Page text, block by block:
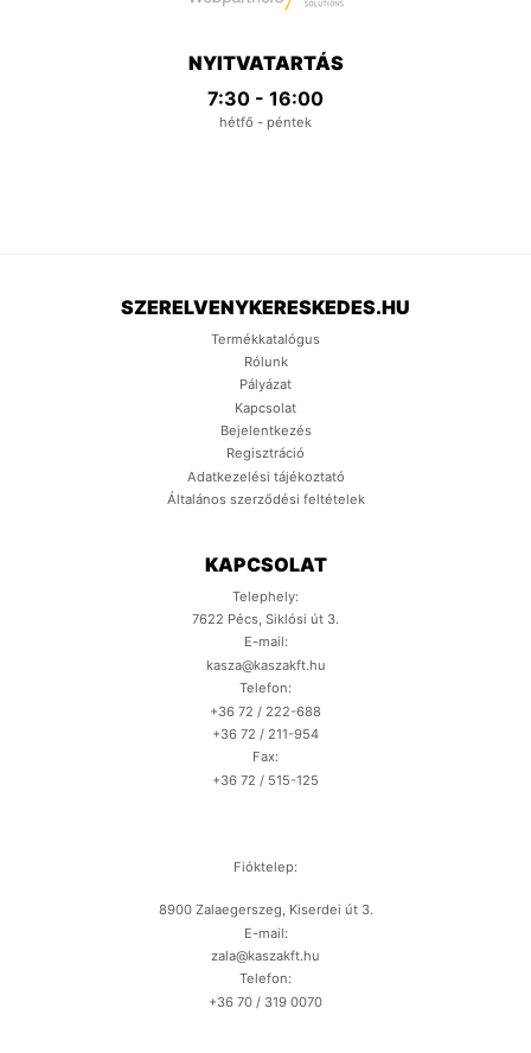
NYITVATARTÁS
7:30 - 16:00
hétfő - péntek
SZERELVENYKERESKEDES.HU
Termékkatalógus
Rólunk
Pályázat
Kapcsolat
Bejelentkezés
Regisztráció
Adatkezelési tájékoztató
Általános szerződési feltételek
KAPCSOLAT
Telephely:
7622 Pécs, Siklósi út 3.
E-mail:
kasza@kaszakft.hu
Telefon:
+36 72 / 222-688
+36 72 / 211-954
Fax:
+36 72 / 515-125
Fióktelep:
8900 Zalaegerszeg, Kiserdei út 3.
E-mail:
zala@kaszakft.hu
Telefon:
+36 70 / 319 0070